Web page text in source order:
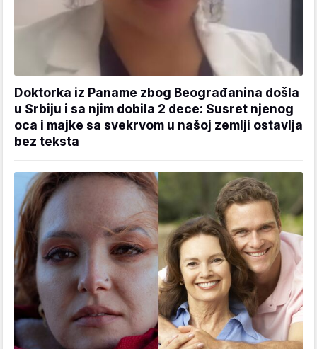
Doktorka iz Paname zbog Beograđanina došla
u Srbiju i sa njim dobila 2 dece: Susret njenog
oca i majke sa svekrvom u našoj zemlji ostavlja
bez teksta